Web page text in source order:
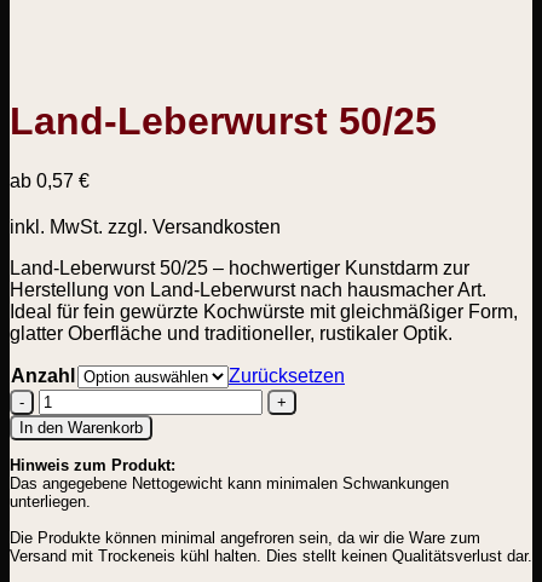
Land-Leberwurst 50/25
ab 0,57 €
inkl. MwSt. zzgl. Versandkosten
Land-Leberwurst 50/25 – hochwertiger Kunstdarm zur
Herstellung von Land-Leberwurst nach hausmacher Art.
Ideal für fein gewürzte Kochwürste mit gleichmäßiger Form,
glatter Oberfläche und traditioneller, rustikaler Optik.
Anzahl Zurücksetzen
Land-
Leberwurst
50/25
Menge
In den Warenkorb
Hinweis zum Produkt:
Das angegebene Nettogewicht kann minimalen Schwankungen
unterliegen.
Die Produkte können minimal angefroren sein, da wir die Ware zum
Versand mit Trockeneis kühl halten. Dies stellt keinen Qualitätsverlust dar.